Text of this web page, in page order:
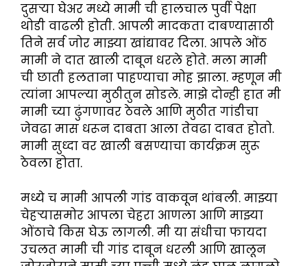
दुसऱ्या घेअर मध्ये मामी ची हालचाल पुर्वी पेक्षा
थोडी वाढली होती. आपली मादकता दाबण्यासाठी
तिने सर्व जोर माझ्या खांद्यावर दिला. आपले ओंठ
मामी ने दात खाली दाबून धरले होते. मला मामी
ची छाती हलताना पाहण्याचा मोह झाला. म्हणून मी
त्यांना आपल्या मुठीतुन सोडले. माझे दोन्ही हात मी
मामी च्या ढुंगणावर ठेवले आणि मुठीत गांडीचा
जेवढा मास धरून दाबता आला तेवढा दाबत होतो.
मामी सुध्दा वर खाली बसण्याचा कार्यक्रम सुरू
ठेवला होता.
मध्ये च मामी आपली गांड वाकवून थांबली. माझ्या
चेहऱ्यासमोर आपला चेहरा आणला आणि माझ्या
ओंठाचे किस घेऊ लागली. मी या संधीचा फायदा
उचलत मामी ची गांड दाबून धरली आणि खालून